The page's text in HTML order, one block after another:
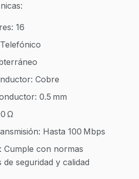
16
Cobre
0.5 mm
Ω
Hasta 100 Mbps
Cumple con normas
seguridad y calidad